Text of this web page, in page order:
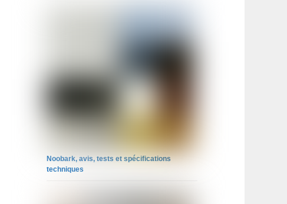
Noobark, avis, tests et spécifications
techniques